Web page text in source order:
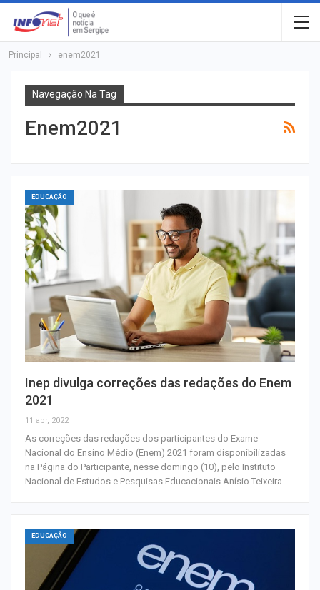
Principal enem2021
Navegação Na Tag
Enem2021
EDUCAÇÃO
Inep divulga correções das redações do Enem
2021
11 abr, 2022
As correções das redações dos participantes do Exame
Nacional do Ensino Médio (Enem) 2021 foram disponibilizadas
na Página do Participante, nesse domingo (10), pelo Instituto
Nacional de Estudos e Pesquisas Educacionais Anísio Teixeira…
EDUCAÇÃO